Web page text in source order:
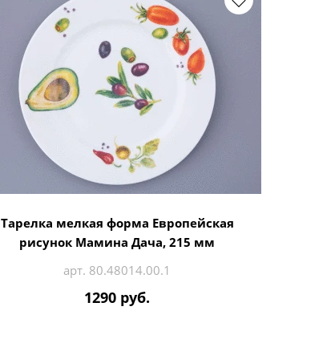
Тарелка мелкая форма Европейская
рисунок Мамина Дача, 215 мм
арт. 80.48014.00.1
1290 руб.